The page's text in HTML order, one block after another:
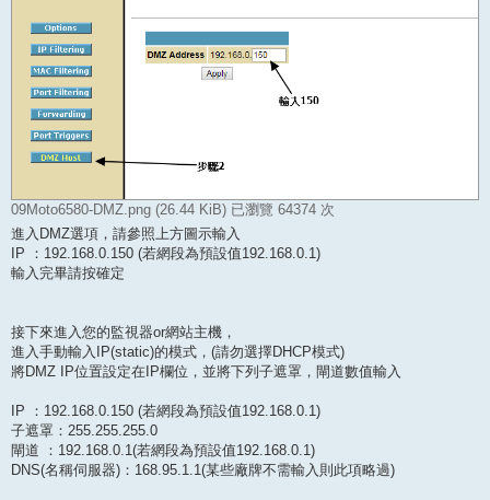
09Moto6580-DMZ.png (26.44 KiB) 已瀏覽 64374 次
進入DMZ選項，請參照上方圖示輸入
IP ：192.168.0.150 (若網段為預設值192.168.0.1)
輸入完畢請按確定
接下來進入您的監視器or網站主機，
進入手動輸入IP(static)的模式，(請勿選擇DHCP模式)
將DMZ IP位置設定在IP欄位，並將下列子遮罩，閘道數值輸入
IP ：192.168.0.150 (若網段為預設值192.168.0.1)
子遮罩：255.255.255.0
閘道 ：192.168.0.1(若網段為預設值192.168.0.1)
DNS(名稱伺服器)：168.95.1.1(某些廠牌不需輸入則此項略過)